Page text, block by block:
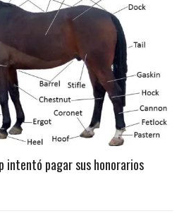
intentó pagar sus honorarios